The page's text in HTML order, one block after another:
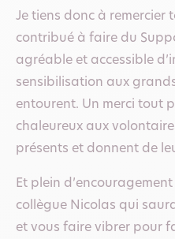
Je tiens donc à remercier
contribué à faire du
agréable et accessible
sensibilisation aux
entourent. Un merci tout
chaleureux aux
présents et donnent de
Et plein
collègue Nicolas qui
et vous faire vibrer pour